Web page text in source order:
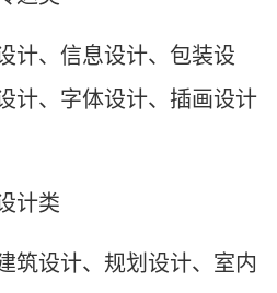
、信息设计、包装设
计、字体设计、插画设计
计类
设计、规划设计、室内